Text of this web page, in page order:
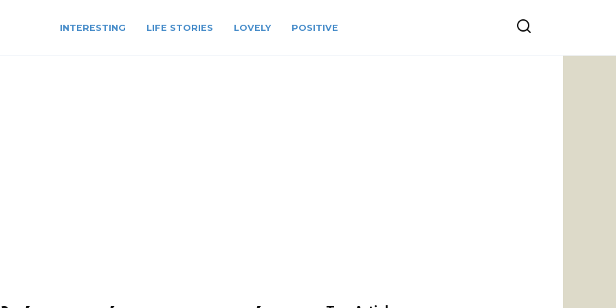
INTERESTING LIFE STORIES LOVELY POSITIVE